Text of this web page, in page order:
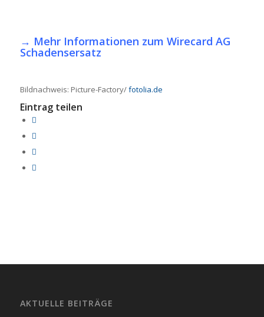
→ Mehr Informationen zum Wirecard AG
Schadensersatz
Bildnachweis: Picture-Factory/fotolia.de
Eintrag teilen
AKTUELLE BEITRÄGE